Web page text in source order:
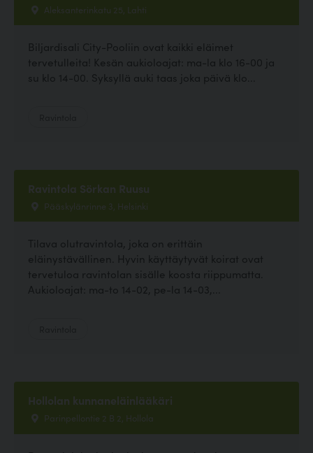
Aleksanterinkatu 25, Lahti
Biljardisali City-Pooliin ovat kaikki eläimet
tervetulleita! Kesän aukioloajat: ma-la klo 16-00 ja
su klo 14-00. Syksyllä auki taas joka päivä klo...
Ravintola Sörkan Ruusu
Pääskylänrinne 3, Helsinki
Tilava olutravintola, joka on erittäin
eläinystävällinen. Hyvin käyttäytyvät koirat ovat
tervetuloa ravintolan sisälle koosta riippumatta.
Aukioloajat: ma-to 14-02, pe-la 14-03,...
Hollolan kunnaneläinlääkäri
Parinpellontie 2 B 2, Hollola